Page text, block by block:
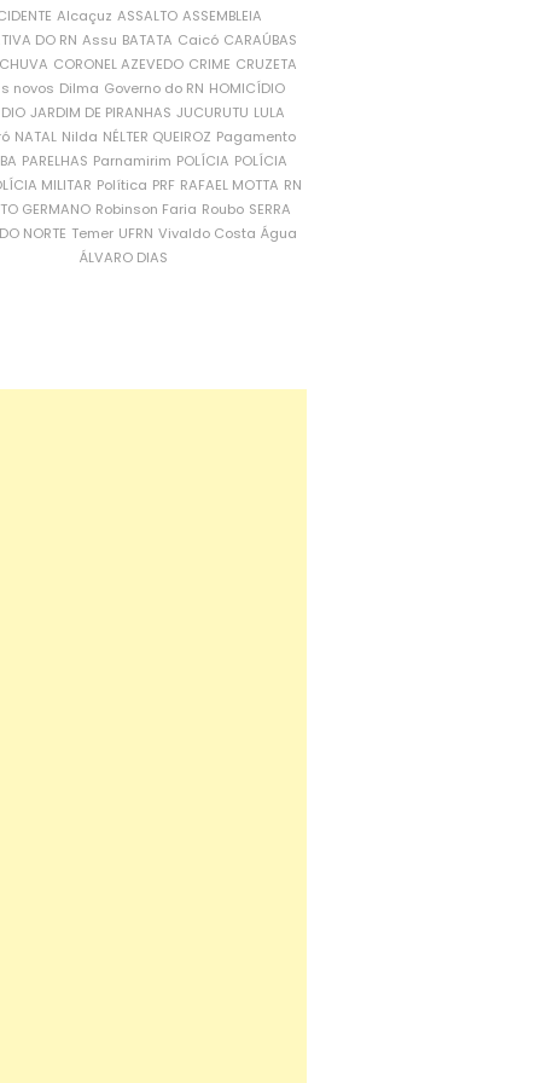
Alcaçuz ASSALTO ASSEMBLEIA
DO RN Assu BATATA Caicó CARAÚBAS
CORONEL AZEVEDO CRIME CRUZETA
novos Dilma Governo do RN HOMICÍDIO
JARDIM DE PIRANHAS JUCURUTU LULA
NATAL Nilda NÉLTER QUEIROZ Pagamento
PARELHAS Parnamirim POLÍCIA POLÍCIA
MILITAR Política PRF RAFAEL MOTTA RN
GERMANO Robinson Faria Roubo SERRA
NORTE Temer UFRN Vivaldo Costa Água
ÁLVARO DIAS